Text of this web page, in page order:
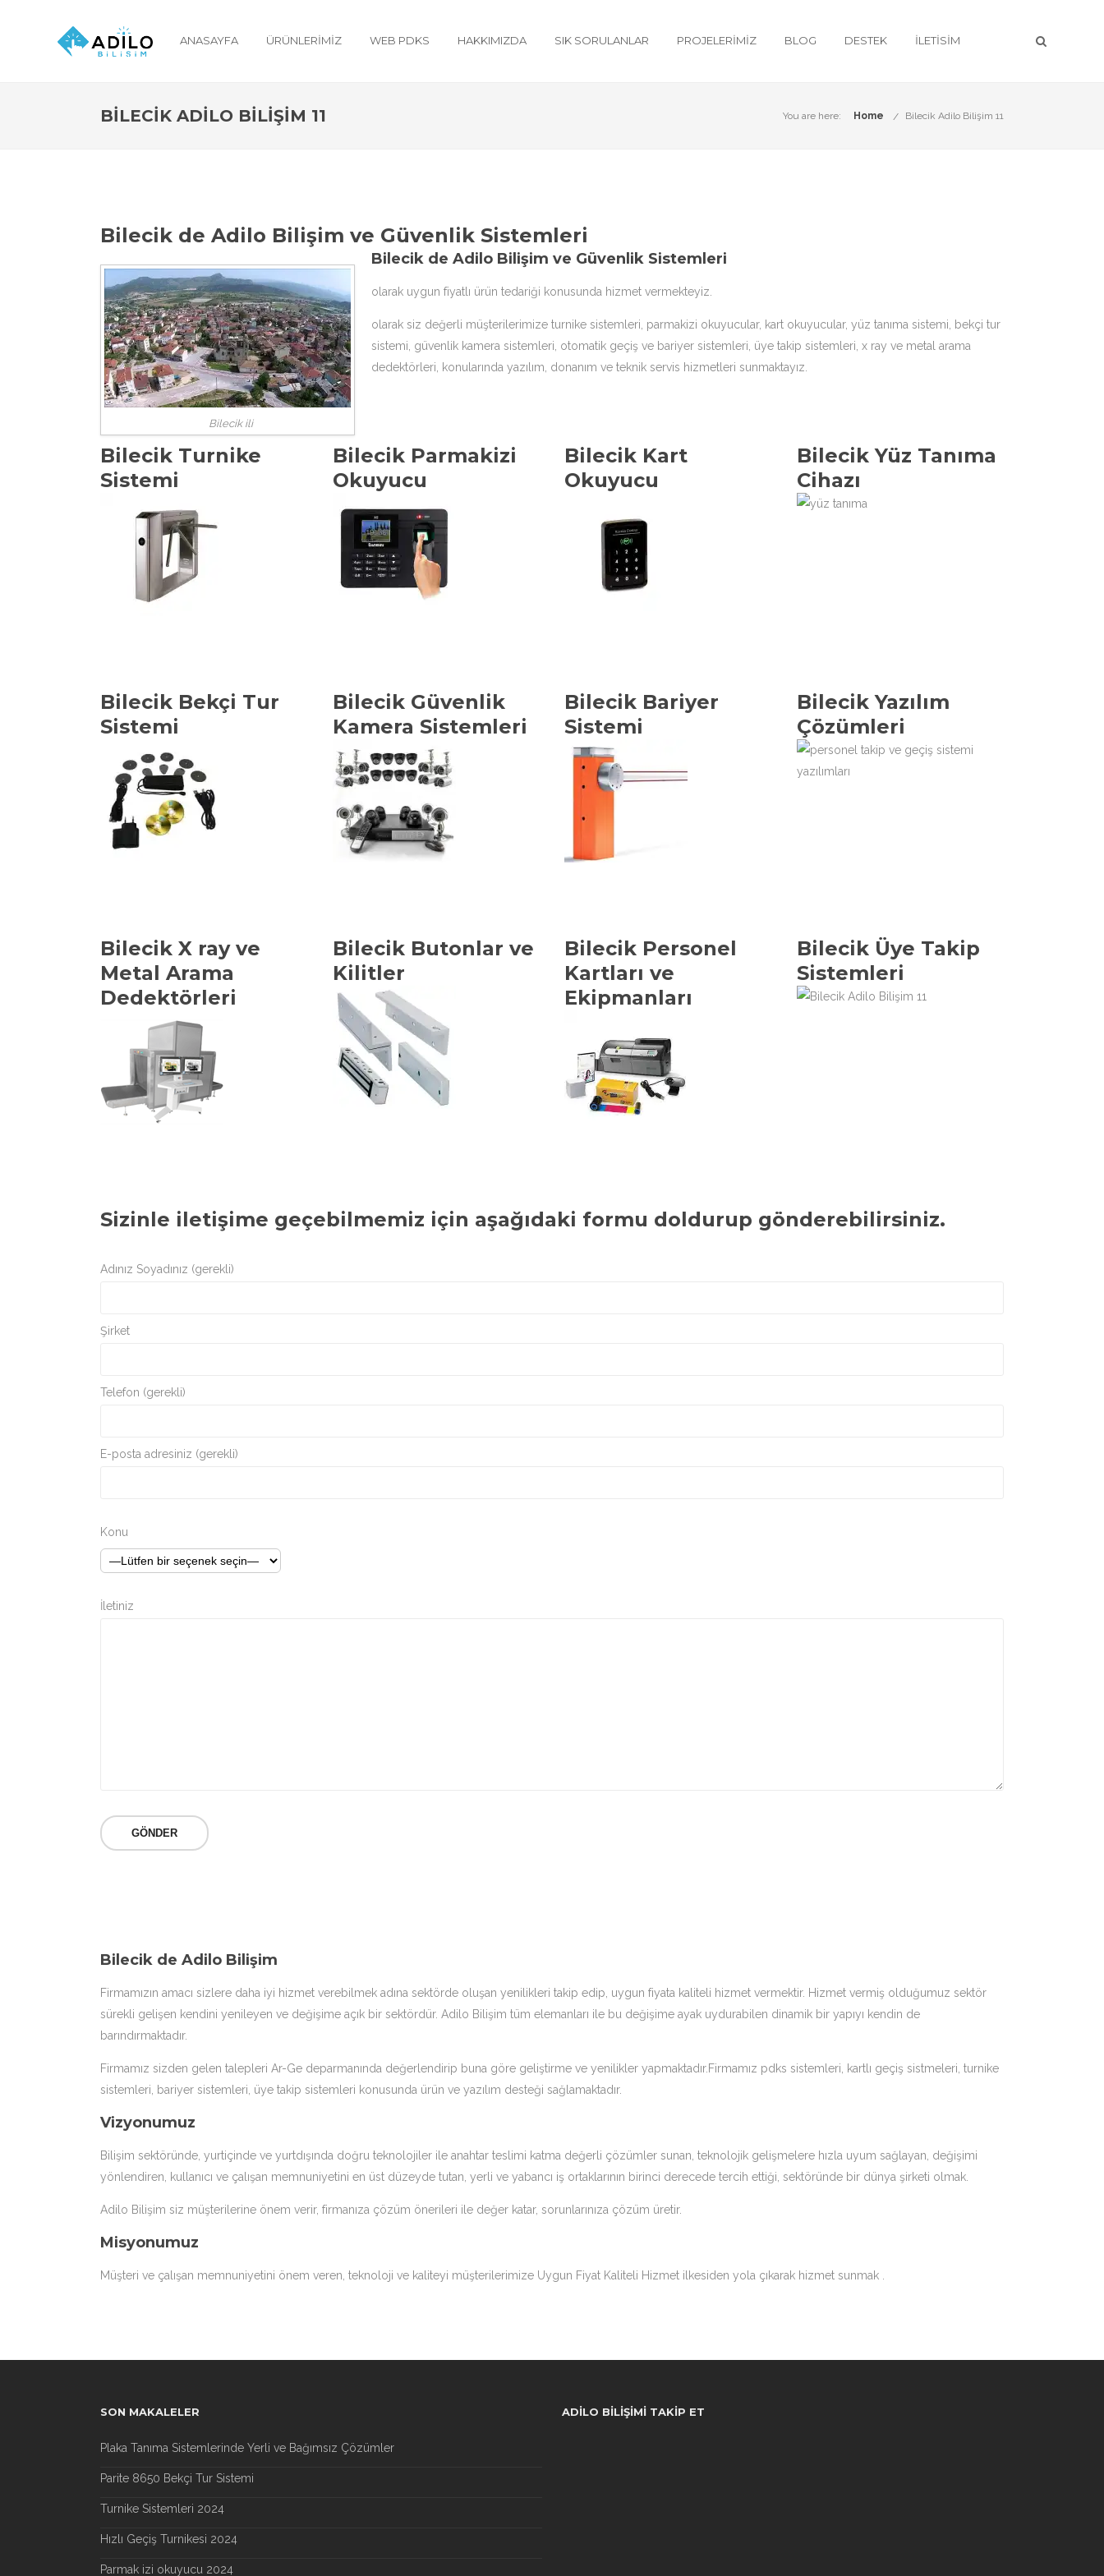
ANASAYFA ÜRÜNLERIMIZ WEB PDKS HAKKIMIZDA SIK SORULANLAR PROJELERIMIZ BLOG DESTEK İLETISIM
BILECIK ADILO BILIŞIM 11 You are here: Home Bilecik Adilo Bilişim 11
Bilecik de Adilo Bilişim ve Güvenlik Sistemleri
Bilecik ili
Bilecik de Adilo Bilişim ve Güvenlik Sistemleri
olarak uygun fiyatlı ürün tedariği konusunda hizmet vermekteyiz.
olarak siz değerli müşterilerimize turnike sistemleri parmakizi okuyucular, kart okuyucular, yüz tanıma sistemi , bekçi tur
sistemi, güvenlik kamera sistemleri, otomatik geçiş ve bariyer sistemleri, üye takip sistemleri, x ray ve metal arama
dedektörleri, konularında yazılım, donanım ve teknik servis hizmetleri sunmaktayız.
Bilecik Turnike
Sistemi
Bilecik Parmakizi
Okuyucu
Bilecik Kart
Okuyucu
Bilecik Yüz Tanıma
Cihazı
Bilecik Bekçi Tur
Sistemi
Bilecik Güvenlik
Kamera Sistemleri
Bilecik Bariyer
Sistemi
Bilecik Yazılım
Çözümleri
Bilecik X ray ve
Metal Arama
Dedektörleri
Bilecik Butonlar ve
Kilitler
Bilecik Personel
Kartları ve
Ekipmanları
Bilecik Üye Takip
Sistemleri
Sizinle iletişime geçebilmemiz için aşağıdaki formu doldurup gönderebilirsiniz.
Adınız Soyadınız (gerekli)
Şirket
Telefon (gerekli)
E-posta adresiniz (gerekli)
Konu
İletiniz
Bilecik de Adilo Bilişim
Firmamızın amacı sizlere daha iyi hizmet verebilmek adına sektörde oluşan yenilikleri takip edip, uygun fiyata kaliteli hizmet vermektir. Hizmet vermiş olduğumuz sektör
sürekli gelişen kendini yenileyen ve değişime açık bir sektördür. Adilo Bilişim tüm elemanları ile bu değişime ayak uydurabilen dinamik bir yapıyı kendin de
barındırmaktadır.
Firmamız sizden gelen talepleri Ar-Ge deparmanında değerlendirip buna göre geliştirme ve yenilikler yapmaktadır.Firmamız pdks sistemleri, kartlı geçiş sistmeleri, turnike
sistemleri, bariyer sistemleri, üye takip sistemleri konusunda ürün ve yazılım desteği sağlamaktadır.
Vizyonumuz
Bilişim sektöründe, yurtiçinde ve yurtdışında doğru teknolojiler ile anahtar teslimi katma değerli çözümler sunan, teknolojik gelişmelere hızla uyum sağlayan, değişimi
yönlendiren, kullanıcı ve çalışan memnuniyetini en üst düzeyde tutan, yerli ve yabancı iş ortaklarının birinci derecede tercih ettiği, sektöründe bir dünya şirketi olmak.
Adilo Bilişim siz müşterilerine önem verir, firmanıza çözüm önerileri ile değer katar, sorunlarınıza çözüm üretir.
Misyonumuz
Müşteri ve çalışan memnuniyetini önem veren, teknoloji ve kaliteyi müşterilerimize Uygun Fiyat Kaliteli Hizmet ilkesiden yola çıkarak hizmet sunmak .
SON MAKALELER
Plaka Tanıma Sistemlerinde Yerli ve Bağımsız Çözümler
Parite 8650 Bekçi Tur Sistemi
Turnike Sistemleri 2024
Hızlı Geçiş Turnikesi 2024
Parmak izi okuyucu 2024
ADILO BILIŞIMI TAKIP ET